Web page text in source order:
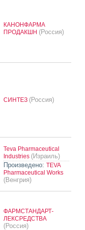
КАНОНФАРМА
ПРОДАКШН (Россия)
СИНТЕЗ (Россия)
Teva Pharmaceutical
Industries (Израиль)
Произведено: TEVA
Pharmaceutical Works
(Венгрия)
ФАРМСТАНДАРТ-
ЛЕКСРЕДСТВА
(Россия)